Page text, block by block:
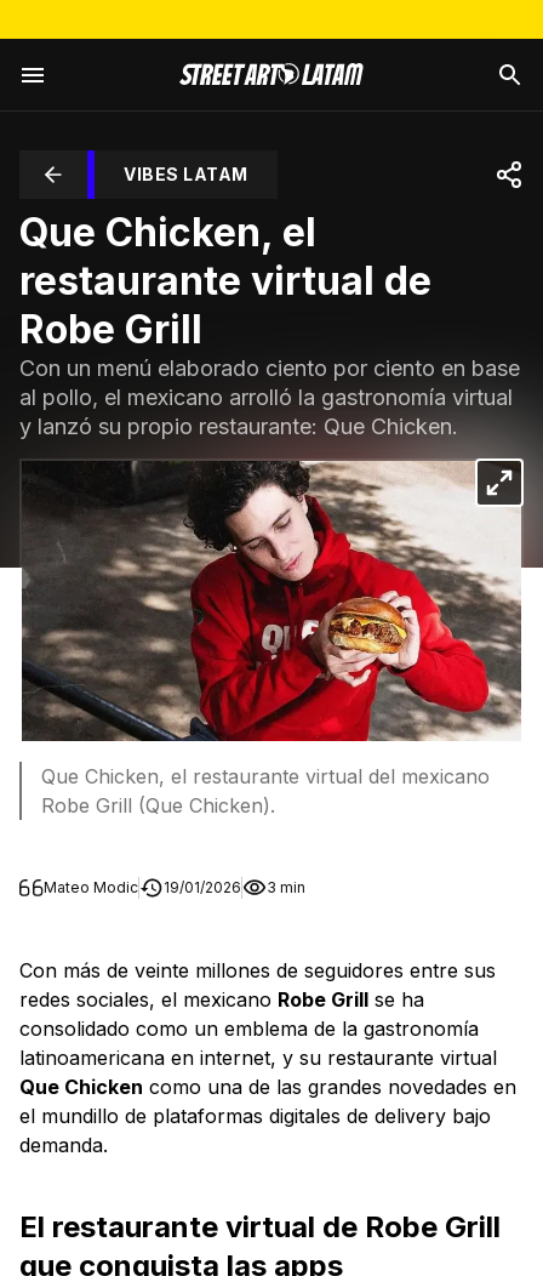
VIBES LATAM
Que Chicken, el
restaurante virtual de
Robe Grill
Con un menú elaborado ciento por ciento en base
al pollo, el mexicano arrolló la gastronomía virtual
y lanzó su propio restaurante: Que Chicken.
Que Chicken, el restaurante virtual del mexicano
Robe Grill (Que Chicken).
Mateo Modic 19/01/2026 3 min
Con más de veinte millones de seguidores entre sus
redes sociales, el mexicano Robe Grill se ha
consolidado como un emblema de la gastronomía
latinoamericana en internet, y su restaurante virtual
Que Chicken como una de las grandes novedades en
el mundillo de plataformas digitales de delivery bajo
demanda.
El restaurante virtual de Robe Grill
que conquista las apps